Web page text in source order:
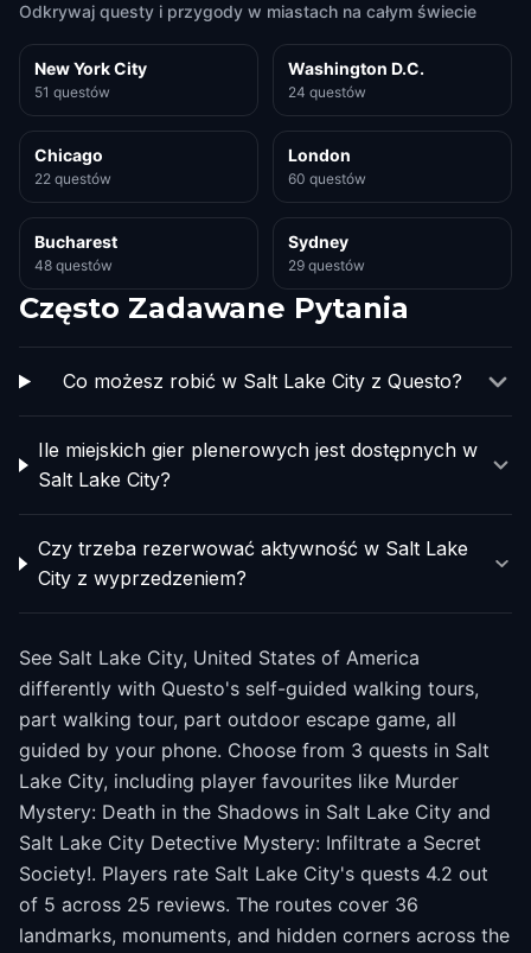
Odkrywaj questy i przygody w miastach na całym świecie
New York City
51 questów
Washington D.C.
24 questów
Chicago
22 questów
London
60 questów
Bucharest
48 questów
Sydney
29 questów
Często Zadawane Pytania
Co możesz robić w Salt Lake City z Questo?
Ile miejskich gier plenerowych jest dostępnych w
Salt Lake City?
Czy trzeba rezerwować aktywność w Salt Lake
City z wyprzedzeniem?
See Salt Lake City, United States of America
differently with Questo's self-guided walking tours,
part walking tour, part outdoor escape game, all
guided by your phone. Choose from 3 quests in Salt
Lake City, including player favourites like Murder
Mystery: Death in the Shadows in Salt Lake City and
Salt Lake City Detective Mystery: Infiltrate a Secret
Society!. Players rate Salt Lake City's quests 4.2 out
of 5 across 25 reviews. The routes cover 36
landmarks, monuments, and hidden corners across the